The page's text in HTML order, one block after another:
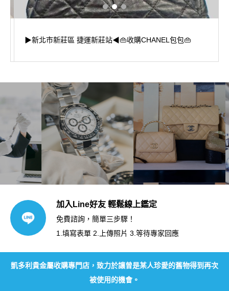
▶新北市新莊區 捷運新莊站◀👜收購CHANEL包包👜
加入Line好友 輕鬆線上鑑定
免費諮詢，簡單三步驟！
1.填寫表單 2.上傳照片 3.等待專家回應
凱多利貴金屬收購專門店，致力於讓曾是某人珍愛的舊物得到再次
被使用的機會。